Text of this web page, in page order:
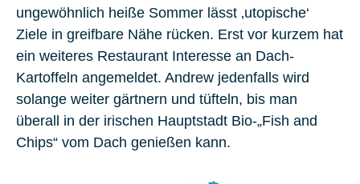
ungewöhnlich heiße Sommer lässt ‚utopische‘
Ziele in greifbare Nähe rücken. Erst vor kurzem hat
ein weiteres Restaurant Interesse an Dach-
Kartoffeln angemeldet. Andrew jedenfalls wird
solange weiter gärtnern und tüfteln, bis man
überall in der irischen Hauptstadt Bio-„Fish and
Chips“ vom Dach genießen kann.